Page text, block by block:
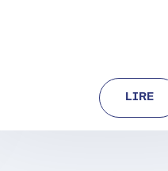
LIRE